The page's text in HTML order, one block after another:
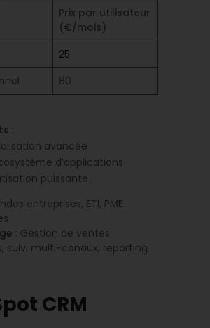
Prix par utilisateur
(€/mois)
25
80
:
avancée
d’applications
puissante
entreprises, ETI, PME
: Gestion de ventes
suivi multi-canaux, reporting
CRM